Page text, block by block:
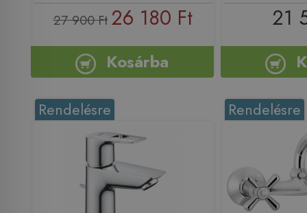
27 900 Ft 26 180 Ft
Kosárba
21
Rendelésre Rendelésre